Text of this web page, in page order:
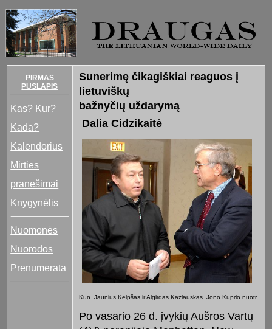
PIRMAS
PUSLAPIS
Kas? Kur?
Kada?
Kalendorius
Mirties
pranešimai
Knygynėlis
Nuomonės
Nuorodos
Prenumerata
Sunerimę čikagiškiai reaguos į
lietuviškų
bažnyčių uždarymą
Dalia Cidzikaitė
Kun. Jaunius Kelpšas ir Algirdas Kazlauskas. Jono Kuprio nuotr.
Po vasario 26 d. įvykių Aušros Vartų